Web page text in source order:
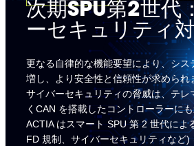
次期SPU第2世代
ーセキュリティ
更なる自律的な機能要望により、シス
増し、より安全性と信頼性が求められ
サイバーセキュリティの脅威は、テレ
くCAN を搭載したコントローラーに
ACTIA はスマート SPU 第 2 世代によ
FD 規制、サイバーセキュリティなど)